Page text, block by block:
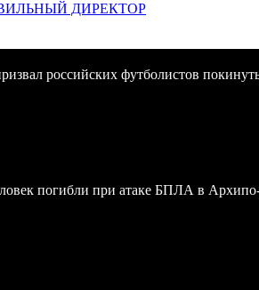
ДИРЕКТОР
российских футболистов
погибли при атаке БПЛА в